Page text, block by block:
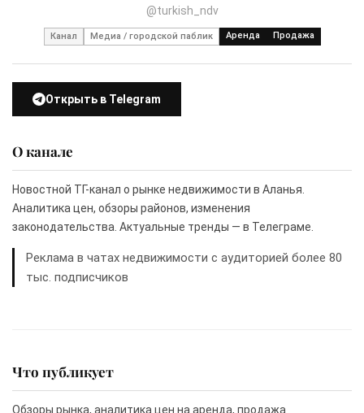
@turkish_ndv
Канал Медиа / городской паблик Аренда Продажа
Открыть в Telegram
О канале
Новостной ТГ-канал о рынке недвижимости в Аланья.
Аналитика цен, обзоры районов, изменения
законодательства. Актуальные тренды — в Телеграме.
Реклама в чатах недвижимости с аудиторией более 80
тыс. подписчиков
Что публикует
Обзоры рынка, аналитика цен на аренда, продажа